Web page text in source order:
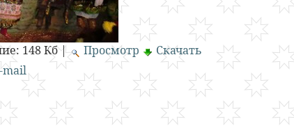
148 Кб| Просмотр
Скачать
mail